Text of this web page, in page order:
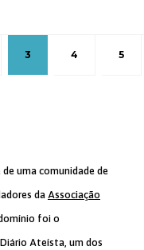
3 4 5
uma comunidade de
daAssociação
foi o
Ateísta, um dos